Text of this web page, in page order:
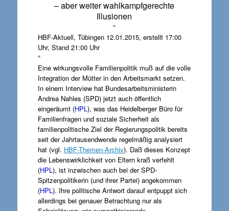
– aber weiter wahlkampfgerechte
Illusionen
°
HBF-Aktuell, Tübingen 12.01.2015, erstellt 17:00
Uhr, Stand 21:00 Uhr
°
Eine wirkungsvolle Familienpolitik muß auf die volle
Integration der Mütter in den Arbeitsmarkt setzen.
In einem Interview hat Bundesarbeitsministerin
Andrea Nahles (SPD) jetzt auch öffentlich
eingeräumt (HPL ), was das Heidelberger Büro für
Familienfragen und soziale Sicherheit als
familienpolitische Ziel der Regierungspolitik bereits
seit der Jahrtausendwende regelmäßig analysiert
hat (vgl. HBF-Themen-Archiv). Daß dieses Konzept
die Lebenswirklichkeit von Eltern kraß verfehlt
(HPL ), ist inzwischen auch bei der SPD-
Spitzenpolitikerin (und ihrer Partei) angekommen
(HPL ). Ihre politische Antwort darauf entpuppt sich
allerdings bei genauer Betrachtung nur als